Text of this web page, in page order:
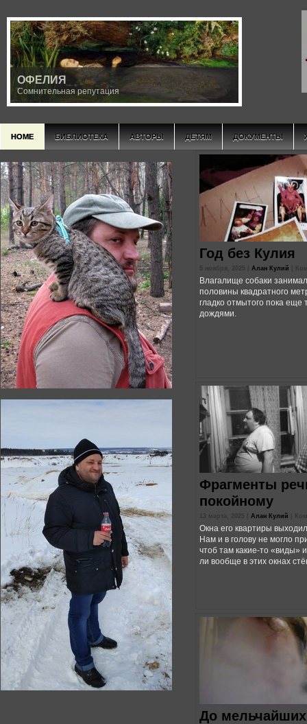
ОФЕЛИЯ
Сомнительная репутация
HOME БИБЛИОТЕКА АВТОРЫ ДЕТЯМ ДОКУМЕНТЫ
Год без Кулия
Алан Кулий
Влагалище собаки
половины квадратного
гладко отмытого пока
дождями.
Фрагменты
покойному
13 марта, 2025 | Алан Кулий
Окна его квартиры
Нам и в голову не могло
чтоб там какие-то «виды»
ли вообще в этих окнах
До мельчайших